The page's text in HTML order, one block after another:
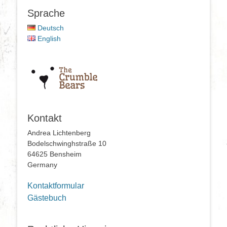
Sprache
Deutsch
English
Kontakt
Andrea Lichtenberg
Bodelschwinghstraße 10
64625 Bensheim
Germany
Kontaktformular
Gästebuch